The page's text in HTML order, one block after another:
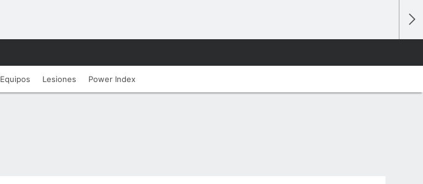
Equipos Lesiones Power Index